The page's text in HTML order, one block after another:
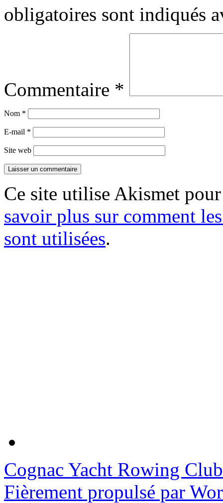
obligatoires sont indiqués
Commentaire *
Nom *
E-mail *
Site web
Ce site utilise Akismet
savoir plus sur comment
sont utilisées.
Cognac Yacht Rowing Club
Fièrement propulsé par